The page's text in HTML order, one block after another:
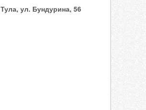
Тула, ул. Бундурина, 56